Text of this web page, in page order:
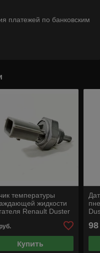
платежей по банковским
температуры
жидкости
Renault Duster
Купить
98